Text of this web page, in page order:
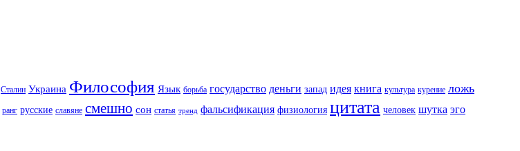
Сталин Украина Философия Язык борьба государство деньги запад идея книга культура курение ложь
ранг русские славяне смешно сон статья тренд фальсификация физиология цитата человек шутка эго